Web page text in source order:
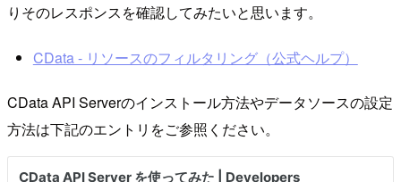
りそのレスポンスを確認してみたいと思います。
CData - リソースのフィルタリング（公式ヘルプ）
CData API Serverのインストール方法やデータソースの設定
方法は下記のエントリをご参照ください。